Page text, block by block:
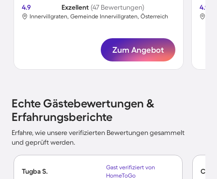
4.9 Exzellent (47 Bewertungen)
Innervillgraten, Gemeinde Innervillgraten, Österreich
Zum Angebot
4.9
Echte Gästebewertungen &
Erfahrungsberichte
Erfahre, wie unsere verifizierten Bewertungen gesammelt
und geprüft werden.
Tugba S.
Gast verifiziert von
HomeToGo